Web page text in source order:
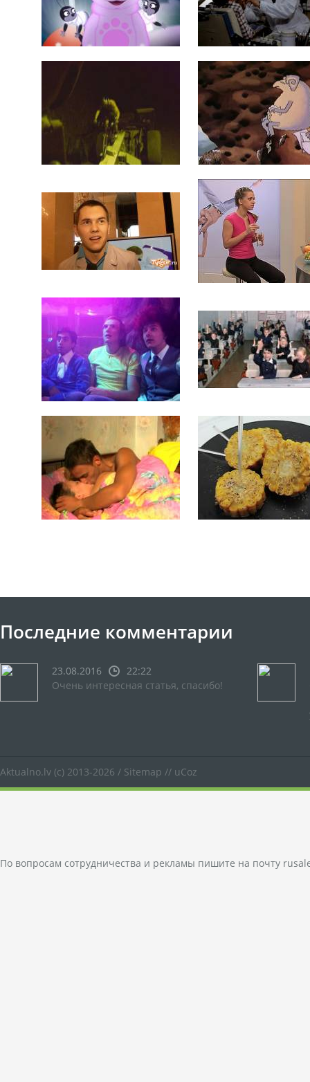
Последние комментарии
23.08.2016
22:22
Очень интересная статья, спасибо!
Aktualno.lv (c) 2013-2026 / Sitemap // uCoz
По вопросам сотрудничества и рекламы пишите на почту